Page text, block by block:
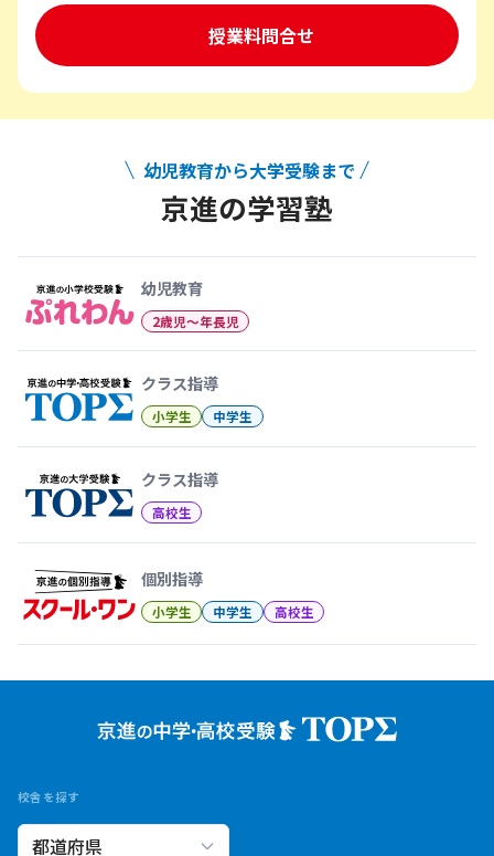
授業料問合せ
幼児教育から大学受験まで
京進の学習塾
幼児教育
2歳児〜年長児
クラス指導
小学生 中学生
クラス指導
高校生
個別指導
小学生 中学生 高校生
校舎を探す